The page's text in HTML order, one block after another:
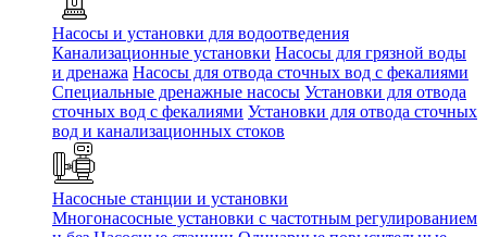
Насосы и установки для водоотведения
Канализационные установки Насосы для грязной воды
и дренажа Насосы для отвода сточных вод c фекалиями
Специальные дренажные насосы Установки для отвода
сточных вод c фекалиями Установки для отвода сточных
вод и канализационных стоков
Насосные станции и установки
Многонасосные установки с частотным регулированием